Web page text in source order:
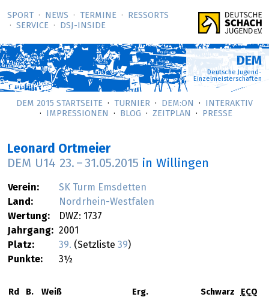
SPORT NEWS TERMINE
RESSORTS
SERVICE
DSJ-­INSIDE
DEM
Deutsche Jugend-
Einzelmeisterschaften
DEM 2015 STARTSEITE TURNIER DEM:ON
INTERAKTIV
IMPRESSIONEN
BLOG ZEITPLAN PRESSE
Leonard Ortmeier
DEM U14 23. – 31.05.2015 in Willingen
Verein:
SK Turm Emsdetten
Land:
Nordrhein-Westfalen
Wertung:
DWZ: 1737
Jahrgang: 2001
Platz:
39. (Setzliste 39)
Punkte:
3½
Rd B. Weiß Erg. Schwarz
ECO